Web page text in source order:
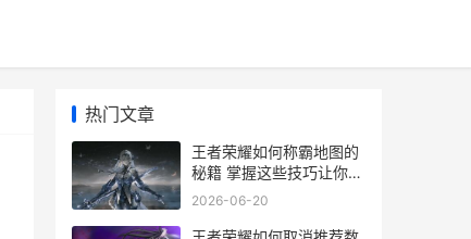
热门文章
王者荣耀如何称霸地图的
秘籍 掌握这些技巧让你一
统江湖
2026-06-20